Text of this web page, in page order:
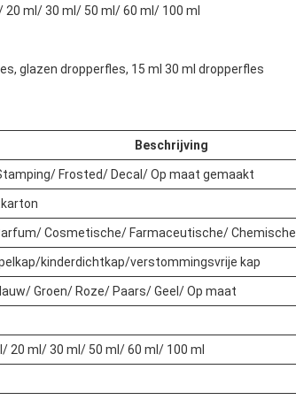
ml/ 30 ml/ 50 ml/ 60 ml/ 100 ml
glazen dropperfles, 15 ml 30 ml dropperfles
Beschrijving
Frosted/ Decal/ Op maat gemaakt
Cosmetische/ Farmaceutische/ Chemische
kinderdichtkap/verstommingsvrije kap
Groen/ Roze/ Paars/ Geel/ Op maat
20 ml/ 30 ml/ 50 ml/ 60 ml/ 100 ml